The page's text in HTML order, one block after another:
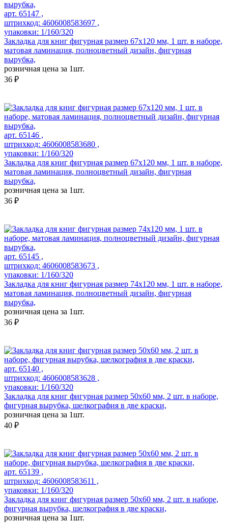
арт. 65147 ,
штрихкод: 4606008583697 ,
упаковки: 1/160/320
Закладка для книг фигурная размер 67х120 мм, 1 шт. в наборе,
матовая ламинация, полноцветный дизайн, фигурная
вырубка,
розничная цена за 1шт.
36 ₽
арт. 65146 ,
штрихкод: 4606008583680 ,
упаковки: 1/160/320
Закладка для книг фигурная размер 67х120 мм, 1 шт. в наборе,
матовая ламинация, полноцветный дизайн, фигурная
вырубка,
розничная цена за 1шт.
36 ₽
арт. 65145 ,
штрихкод: 4606008583673 ,
упаковки: 1/160/320
Закладка для книг фигурная размер 74х120 мм, 1 шт. в наборе,
матовая ламинация, полноцветный дизайн, фигурная
вырубка,
розничная цена за 1шт.
36 ₽
арт. 65140 ,
штрихкод: 4606008583628 ,
упаковки: 1/160/320
Закладка для книг фигурная размер 50х60 мм, 2 шт. в наборе,
фигурная вырубка, шелкография в две краски,
розничная цена за 1шт.
40 ₽
арт. 65139 ,
штрихкод: 4606008583611 ,
упаковки: 1/160/320
Закладка для книг фигурная размер 50х60 мм, 2 шт. в наборе,
фигурная вырубка, шелкография в две краски,
розничная цена за 1шт.